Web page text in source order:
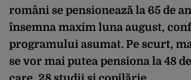
români se pensionează la 65 de
însemna maxim luna august,
programului asumat. Pe scurt,
se vor mai putea pensiona la 48